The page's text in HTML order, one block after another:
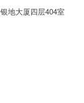
地大厦四层404室